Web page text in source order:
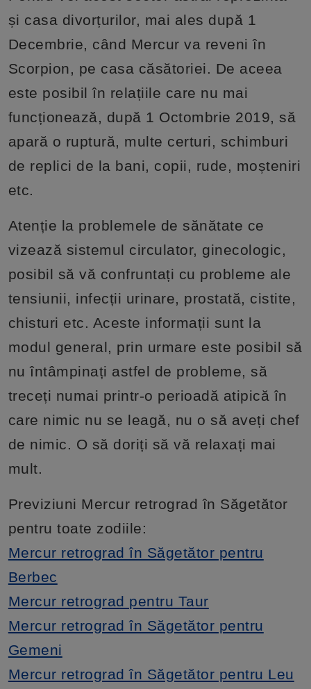
și casa divorțurilor, mai ales după 1
Decembrie, când Mercur va reveni în
Scorpion, pe casa căsătoriei. De aceea
este posibil în relațiile care nu mai
funcționează, după 1 Octombrie 2019, să
apară o ruptură, multe certuri, schimburi
de replici de la bani, copii, rude, moșteniri
etc.
Atenție la problemele de sănătate ce
vizează sistemul circulator, ginecologic,
posibil să vă confruntați cu probleme ale
tensiunii, infecții urinare, prostată, cistite,
chisturi etc. Aceste informații sunt la
modul general, prin urmare este posibil să
nu întâmpinați astfel de probleme, să
treceți numai printr-o perioadă atipică în
care nimic nu se leagă, nu o să aveți chef
de nimic. O să doriți să vă relaxați mai
mult.
Previziuni Mercur retrograd în Săgetător
pentru toate zodiile:
Mercur retrograd în Săgetător pentru
Berbec
Mercur retrograd pentru Taur
Mercur retrograd în Săgetător pentru
Gemeni
Mercur retrograd în Săgetător pentru Leu